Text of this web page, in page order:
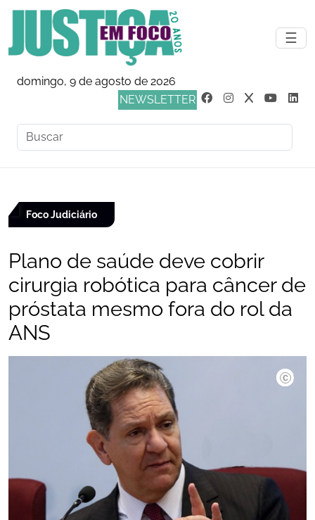
☰
domingo, 9 de agosto de 2026
NEWSLETTER
Foco Judiciário
Plano de saúde deve cobrir
cirurgia robótica para câncer de
próstata mesmo fora do rol da
ANS